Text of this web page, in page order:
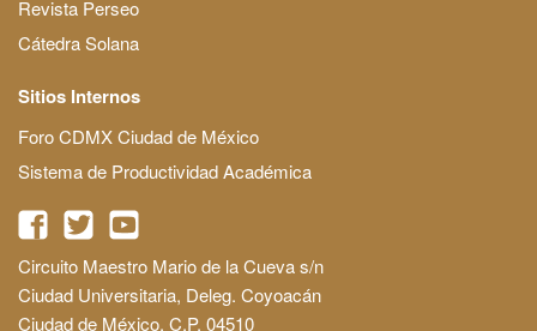
Revista Perseo
Cátedra Solana
Sitios Internos
Foro CDMX Ciudad de México
Sistema de Productividad Académica
Circuito Maestro Mario de la Cueva s/n
Ciudad Universitaria, Deleg. Coyoacán
Ciudad de México, C.P. 04510